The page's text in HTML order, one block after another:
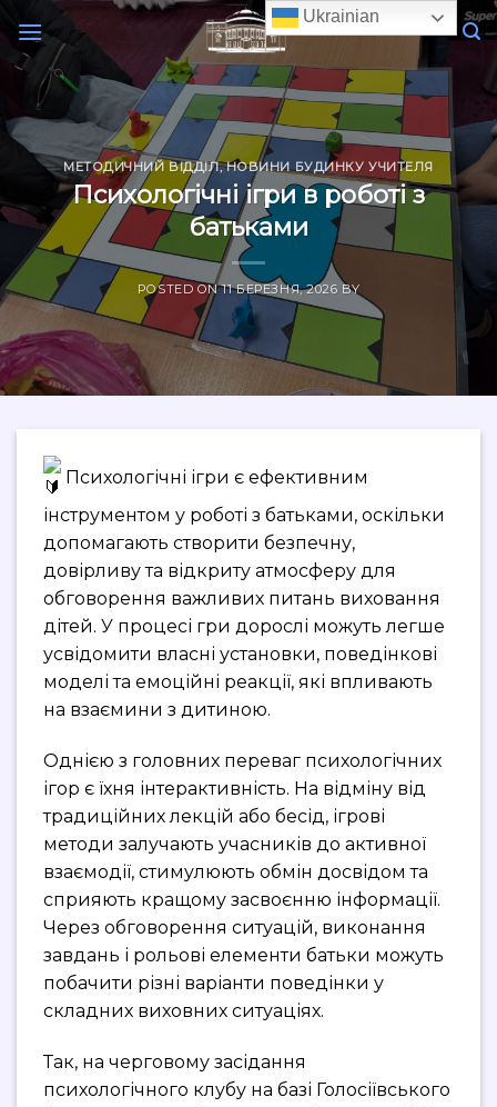
to
content
МЕТОДИЧНИЙ ВІДДІЛ,НОВИНИ БУДИНКУ УЧИТЕЛЯ
Психологічні ігри в роботі з
батьками
POSTED ON11 БЕРЕЗНЯ, 2026 BY
Психологічні ігри є ефективним
інструментом у роботі з батьками, оскільки
допомагають створити безпечну,
довірливу та відкриту атмосферу для
обговорення важливих питань виховання
дітей. У процесі гри дорослі можуть легше
усвідомити власні установки, поведінкові
моделі та емоційні реакції, які впливають
на взаємини з дитиною.
Однією з головних переваг психологічних
ігор є їхня інтерактивність. На відміну від
традиційних лекцій або бесід, ігрові
методи залучають учасників до активної
взаємодії, стимулюють обмін досвідом та
сприяють кращому засвоєнню інформації.
Через обговорення ситуацій, виконання
завдань і рольові елементи батьки можуть
побачити різні варіанти поведінки у
складних виховних ситуаціях.
Так, на черговому засідання
психологічного клубу на базі Голосіївського
Ukrainian